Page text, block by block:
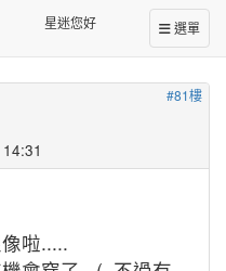
選單
星迷您好
要做星仔t-shirt嗎---!!
#81樓
啦.....